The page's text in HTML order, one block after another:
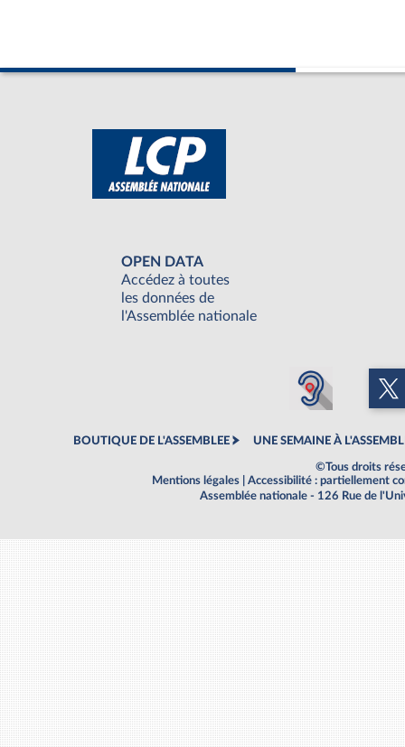
OPEN DATA
Accédez à toutes
les données de
l'Assemblée nationale
BOUTIQUE DE L'ASSEMBLEE UNE SEMAINE À
©Tous droits
Mentions légales
Accessibilité : partiellement
Assemblée nationale - 126 Rue de